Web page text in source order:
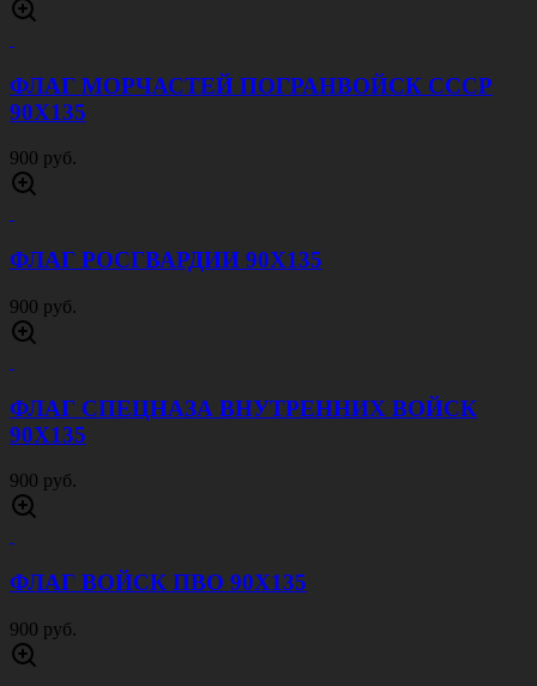
ФЛАГ МОРЧАСТЕЙ ПОГРАНВОЙСК СССР
90Х135
900 руб.
ФЛАГ РОСГВАРДИИ 90Х135
900 руб.
ФЛАГ СПЕЦНАЗА ВНУТРЕННИХ ВОЙСК
90Х135
900 руб.
ФЛАГ ВОЙСК ПВО 90Х135
900 руб.